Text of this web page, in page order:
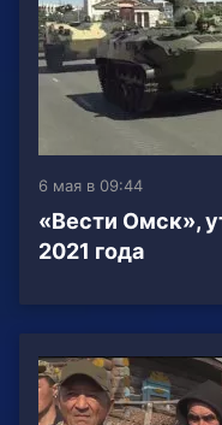
6 мая в 09:44
«Вести Омск»,
2021 года